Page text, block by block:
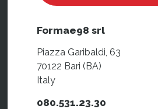
Formae98 srl
Piazza Garibaldi, 63
70122 Bari (BA)
Italy
080.531.23.30